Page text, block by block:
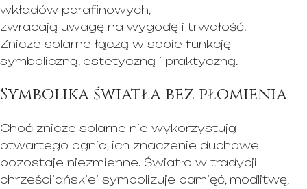
wkładów parafinowych,
zwracają uwagę na wygodę i trwałość.
Znicze solarne łączą w sobie funkcję
symboliczną, estetyczną i praktyczną.
Symbolika światła bez płomienia
Choć znicze solarne nie wykorzystują
otwartego ognia, ich znaczenie duchowe
pozostaje niezmienne. Światło w tradycji
chrześcijańskiej symbolizuje pamięć, modlitwę,